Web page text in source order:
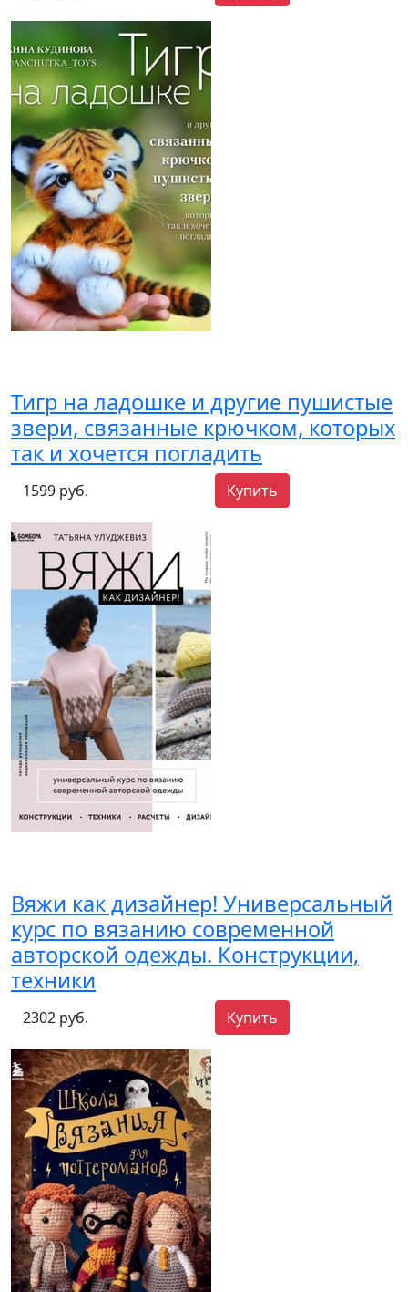
Тигр на ладошке и другие пушистые
звери, связанные крючком, которых
так и хочется погладить
1599 руб. Купить
Вяжи как дизайнер! Универсальный
курс по вязанию современной
авторской одежды. Конструкции,
техники
2302 руб. Купить